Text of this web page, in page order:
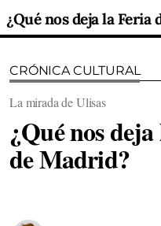
¿Qué nos deja la
CRÓNICA CULTURAL
La mirada de Ulisas
¿Qué nos
de Madrid?